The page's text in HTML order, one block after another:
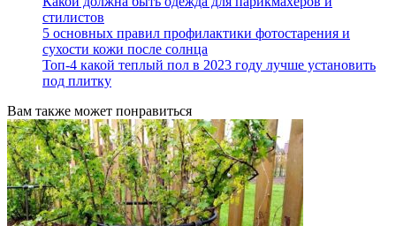
стилистов
5 основных правил профилактики фотостарения и
сухости кожи после солнца
Топ-4 какой теплый пол в 2023 году лучше установить
под плитку
Вам также может понравиться